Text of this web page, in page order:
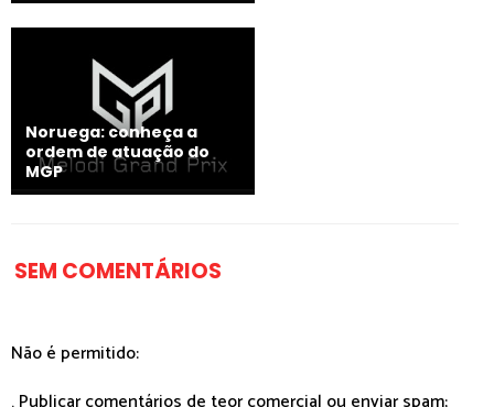
Noruega: conheça a
ordem de atuação do
MGP
SEM COMENTÁRIOS
Não é permitido: